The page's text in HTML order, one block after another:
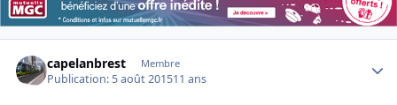
capelanbrest Membre
Publication: 5 août 201511 ans